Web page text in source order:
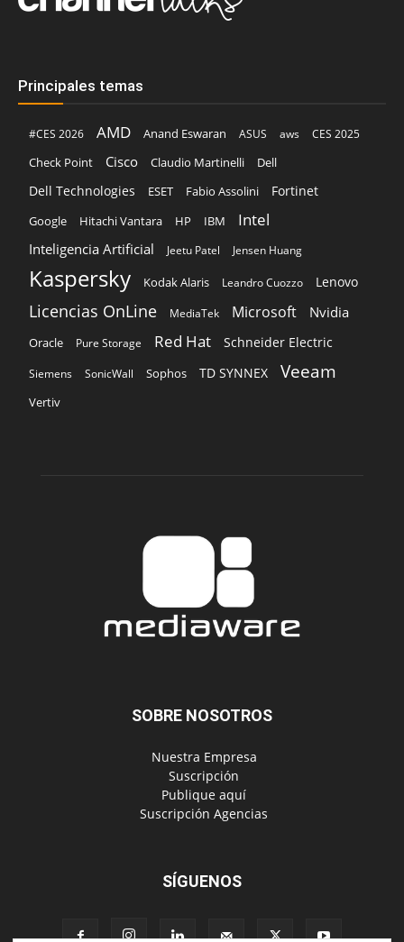
Principales temas
#CES 2026 AMD Anand Eswaran ASUS aws
CES 2025
Check Point
Cisco Claudio Martinelli Dell
Dell Technologies ESET Fabio Assolini Fortinet
Google Hitachi Vantara HP IBM Intel
Inteligencia Artificial Jeetu Patel Jensen Huang
Kaspersky Kodak Alaris Leandro Cuozzo Lenovo
Licencias OnLine MediaTek Microsoft Nvidia
Oracle Pure Storage Red Hat Schneider Electric
Siemens SonicWall Sophos TD SYNNEX Veeam
Vertiv
SOBRE NOSOTROS
‎ Nuestra Empresa
‎ Suscripción
‎ Publique aquí
‎ Suscripción Agencias
SÍGUENOS